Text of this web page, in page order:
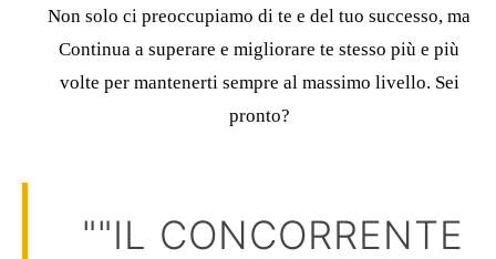
Non solo ci preoccupiamo di te e del tuo successo, ma
Continua a superare e migliorare te stesso più e più
volte per mantenerti sempre al massimo livello. Sei
pronto?
""IL CONCORRENTE